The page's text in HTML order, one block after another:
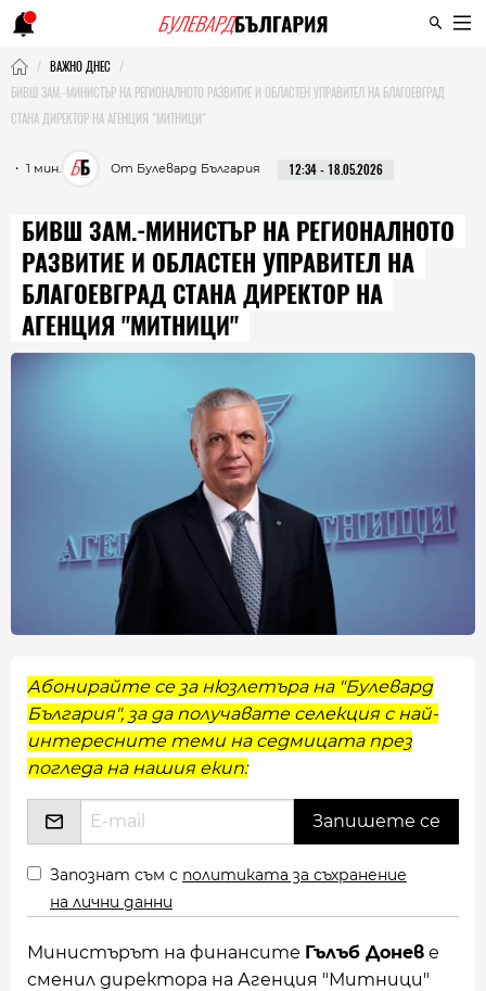
ВАЖНО ДНЕС
БИВШ ЗАМ.-МИНИСТЪР НА РЕГИОНАЛНОТО РАЗВИТИЕ И ОБЛАСТЕН УПРАВИТЕЛ НА БЛАГОЕВГРАД
СТАНА ДИРЕКТОР НА АГЕНЦИЯ "МИТНИЦИ"
・ 1 мин. От Булевард България 12:34 - 18.05.2026
БИВШ ЗАМ.-МИНИСТЪР НА РЕГИОНАЛНОТО
РАЗВИТИЕ И ОБЛАСТЕН УПРАВИТЕЛ НА
БЛАГОЕВГРАД СТАНА ДИРЕКТОР НА
АГЕНЦИЯ "МИТНИЦИ"
Абонирайте се за нюзлетъра на "Булевард
България", за да получавате селекция с най-
интересните теми на седмицата през
погледа на нашия екип:
Запознат съм с политиката за съхранение
на лични данни
Министърът на финансите Гълъб Донев е
сменил директора на Агенция "Митници"